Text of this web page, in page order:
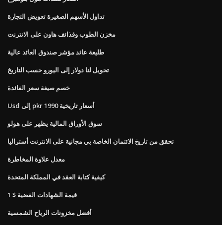
تداول الأسهم الصغيرة تعويض التجارة
مخزن الطوب وقذائف هاون على الانترنت
طليعة عائد مؤشر صندوق العائد عالية
تحويل لنا دولار إلى اليورو حسب التاريخ
خصم صيغة سعر الفائدة
Usd إلى pkr أسعار تاريخية 1990
سوق الأوراق المالية يظهر على هولو
تحقق من تاريخ الائتمان الخاصة بي مجانية على الانترنت أستراليا
معدل علاوة المخاطرة
كيفية كتابة العقد في المملكة المتحدة
قيمة الشهادات الفضية $ 1
أفضل مخزونات الرياح الشمسية